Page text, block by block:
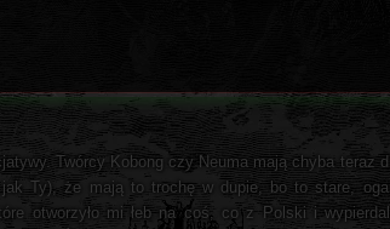
Twórcy Kobong czy Neuma mają chyba teraz
Ty), że mają to trochę w dupie, bo to stare,
otworzyło mi łeb na coś, co z Polski i